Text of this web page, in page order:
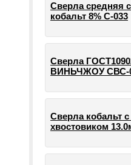
Сверла средняя
кобальт 8% С-033
Сверла
ВИНЬЧЖОУ СВС-
Сверла кобальт
хвостовиком